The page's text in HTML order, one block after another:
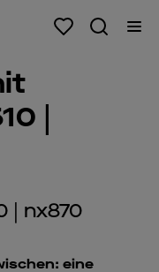
|
| nx870
eine